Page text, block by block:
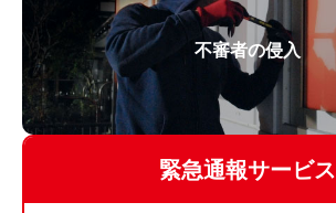
不審者の侵入
緊急通報サービス